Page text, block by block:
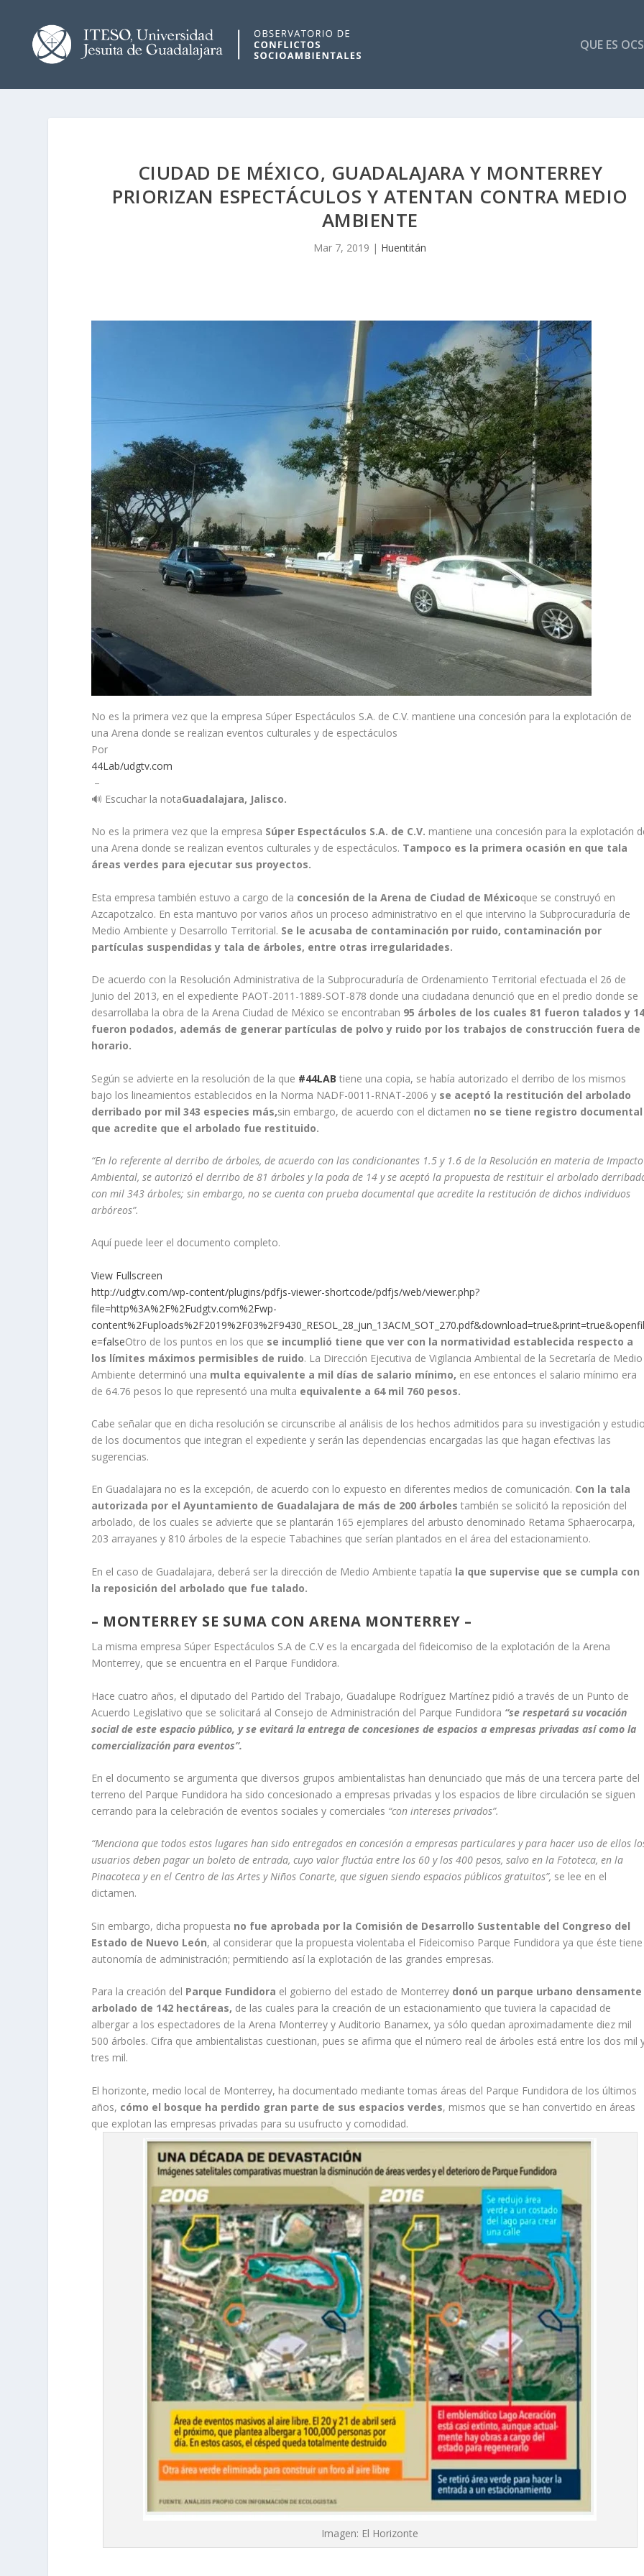
QUE ES
CIUDAD DE MÉXICO, GUADALAJARA Y MONTERREY
PRIORIZAN ESPECTÁCULOS Y ATENTAN CONTRA MEDIO
AMBIENTE
Mar 7, 2019 | Huentitán
No es la primera vez que la empresa Súper Espectáculos S.A. de C.V. mantiene una concesión para la explotación de
una Arena donde se realizan eventos culturales y de espectáculos
Por
44Lab/udgtv.com
–
🔊 Escuchar la notaGuadalajara, Jalisco.
No es la primera vez que la empresa Súper Espectáculos S.A. de C.V. mantiene una concesión para la explotación
una Arena donde se realizan eventos culturales y de espectáculos. Tampoco es la primera ocasión en que tala
áreas verdes para ejecutar sus proyectos.
Esta empresa también estuvo a cargo de la concesión de la Arena de Ciudad de Méxicoque se construyó en
Azcapotzalco. En esta mantuvo por varios años un proceso administrativo en el que intervino la Subprocuraduría de
Medio Ambiente y Desarrollo Territorial. Se le acusaba de contaminación por ruido, contaminación por
partículas suspendidas y tala de árboles, entre otras irregularidades.
De acuerdo con la Resolución Administrativa de la Subprocuraduría de Ordenamiento Territorial efectuada el 26 de
Junio del 2013, en el expediente PAOT-2011-1889-SOT-878 donde una ciudadana denunció que en el predio donde se
desarrollaba la obra de la Arena Ciudad de México se encontraban 95 árboles de los cuales 81 fueron talados y
fueron podados, además de generar partículas de polvo y ruido por los trabajos de construcción fuera de
horario.
Según se advierte en la resolución de la que #44LAB tiene una copia, se había autorizado el derribo de los mismos
bajo los lineamientos establecidos en la Norma NADF-0011-RNAT-2006 y se aceptó la restitución del arbolado
derribado por mil 343 especies más,sin embargo, de acuerdo con el dictamen no se tiene registro documental
que acredite que el arbolado fue restituido.
“En lo referente al derribo de árboles, de acuerdo con las condicionantes 1.5 y 1.6 de la Resolución en materia de Impacto
Ambiental, se autorizó el derribo de 81 árboles y la poda de 14 y se aceptó la propuesta de restituir el arbolado
con mil 343 árboles; sin embargo, no se cuenta con prueba documental que acredite la restitución de dichos individuos
arbóreos”.
Aquí puede leer el documento completo.
View Fullscreen
http://udgtv.com/wp-content/plugins/pdfjs-viewer-shortcode/pdfjs/web/viewer.php?
file=http%3A%2F%2Fudgtv.com%2Fwp-
e=falseOtro de los puntos en los que se incumplió tiene que ver con la normatividad establecida respecto a
los límites máximos permisibles de ruido. La Dirección Ejecutiva de Vigilancia Ambiental de la Secretaría de Medio
Ambiente determinó una multa equivalente a mil días de salario mínimo, en ese entonces el salario mínimo era
de 64.76 pesos lo que representó una multa equivalente a 64 mil 760 pesos.
Cabe señalar que en dicha resolución se circunscribe al análisis de los hechos admitidos para su investigación y
de los documentos que integran el expediente y serán las dependencias encargadas las que hagan efectivas las
sugerencias.
En Guadalajara no es la excepción, de acuerdo con lo expuesto en diferentes medios de comunicación. Con la tala
autorizada por el Ayuntamiento de Guadalajara de más de 200 árboles también se solicitó la reposición del
arbolado, de los cuales se advierte que se plantarán 165 ejemplares del arbusto denominado Retama Sphaerocarpa,
203 arrayanes y 810 árboles de la especie Tabachines que serían plantados en el área del estacionamiento.
En el caso de Guadalajara, deberá ser la dirección de Medio Ambiente tapatía la que supervise que se cumpla con
la reposición del arbolado que fue talado.
– MONTERREY SE SUMA CON ARENA MONTERREY –
La misma empresa Súper Espectáculos S.A de C.V es la encargada del fideicomiso de la explotación de la Arena
Monterrey, que se encuentra en el Parque Fundidora.
Hace cuatro años, el diputado del Partido del Trabajo, Guadalupe Rodríguez Martínez pidió a través de un Punto de
Acuerdo Legislativo que se solicitará al Consejo de Administración del Parque Fundidora “se respetará su vocación
social de este espacio público, y se evitará la entrega de concesiones de espacios a empresas privadas así como la
comercialización para eventos”.
En el documento se argumenta que diversos grupos ambientalistas han denunciado que más de una tercera parte del
terreno del Parque Fundidora ha sido concesionado a empresas privadas y los espacios de libre circulación se siguen
cerrando para la celebración de eventos sociales y comerciales “con intereses privados”.
“Menciona que todos estos lugares han sido entregados en concesión a empresas particulares y para hacer uso de ellos
usuarios deben pagar un boleto de entrada, cuyo valor fluctúa entre los 60 y los 400 pesos, salvo en la Fototeca, en la
Pinacoteca y en el Centro de las Artes y Niños Conarte, que siguen siendo espacios públicos gratuitos”, se lee en el
dictamen.
Sin embargo, dicha propuesta no fue aprobada por la Comisión de Desarrollo Sustentable del Congreso del
Estado de Nuevo León, al considerar que la propuesta violentaba el Fideicomiso Parque Fundidora ya que éste tiene
autonomía de administración; permitiendo así la explotación de las grandes empresas.
Para la creación del Parque Fundidora el gobierno del estado de Monterrey donó un parque urbano densamente
arbolado de 142 hectáreas, de las cuales para la creación de un estacionamiento que tuviera la capacidad de
albergar a los espectadores de la Arena Monterrey y Auditorio Banamex, ya sólo quedan aproximadamente diez mil
500 árboles. Cifra que ambientalistas cuestionan, pues se afirma que el número real de árboles está entre los dos mil
tres mil.
El horizonte, medio local de Monterrey, ha documentado mediante tomas áreas del Parque Fundidora de los últimos
años, cómo el bosque ha perdido gran parte de sus espacios verdes, mismos que se han convertido en áreas
que explotan las empresas privadas para su usufructo y comodidad.
Imagen: El Horizonte